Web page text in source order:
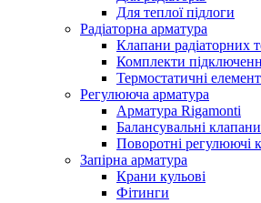
Для теплої підлоги
Радіаторна арматура
Клапани радіаторних
Комплекти
Термостатичні
Регулююча арматура
Арматура Rigamonti
Балансувальні клапани
Поворотні регулюючі
Запірна арматура
Крани кульові
Фітинги